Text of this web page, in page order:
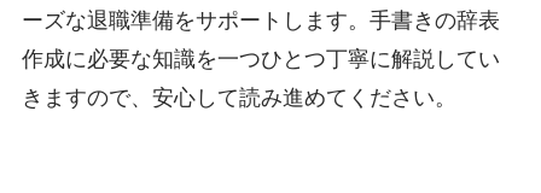
ーズな退職準備をサポートします。手書きの辞表
作成に必要な知識を一つひとつ丁寧に解説してい
きますので、安心して読み進めてください。